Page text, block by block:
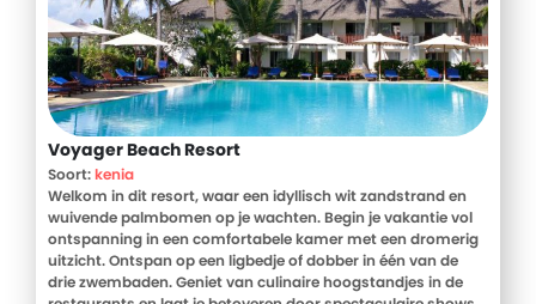
Voyager Beach Resort
Soort:kenia
Welkom in dit resort, waar een idyllisch wit zandstrand en
wuivende palmbomen op je wachten. Begin je vakantie vol
ontspanning in een comfortabele kamer met een dromerig
uitzicht. Ontspan op een ligbedje of dobber in één van de
drie zwembaden. Geniet van culinaire hoogstandjes in de